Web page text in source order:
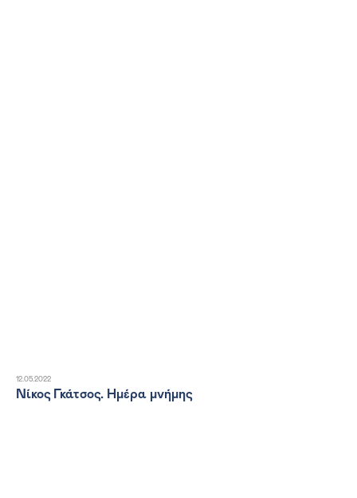
12.05.2022
Νίκος Γκάτσος. Ημέρα μνήμης